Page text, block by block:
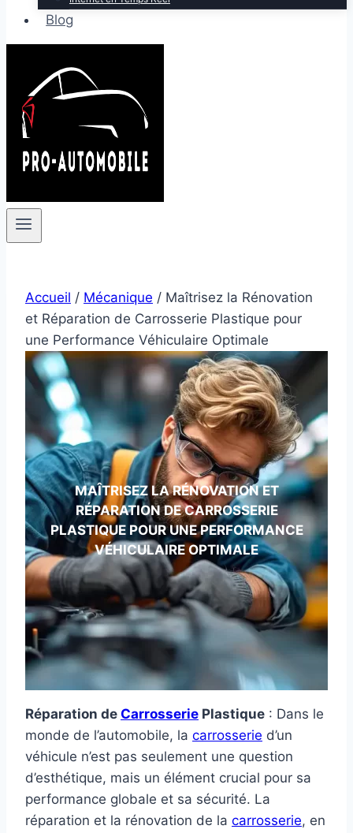
Blog
Accueil / Mécanique / Maîtrisez la Rénovation
et Réparation de Carrosserie Plastique pour
une Performance Véhiculaire Optimale
MAÎTRISEZ LA RÉNOVATION ET
RÉPARATION DE CARROSSERIE
PLASTIQUE POUR UNE PERFORMANCE
VÉHICULAIRE OPTIMALE
Réparation de Carrosserie Plastique : Dans le
monde de l’automobile, la carrosserie d’un
véhicule n’est pas seulement une question
d’esthétique, mais un élément crucial pour sa
performance globale et sa sécurité. La
réparation et la rénovation de la carrosserie, en